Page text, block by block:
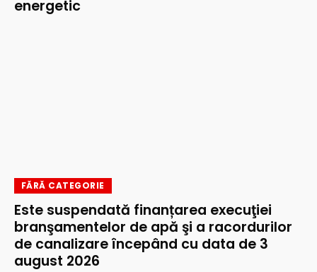
energetic
FĂRĂ CATEGORIE
Este suspendată finanțarea execuţiei
branşamentelor de apă şi a racordurilor
de canalizare începând cu data de 3
august 2026